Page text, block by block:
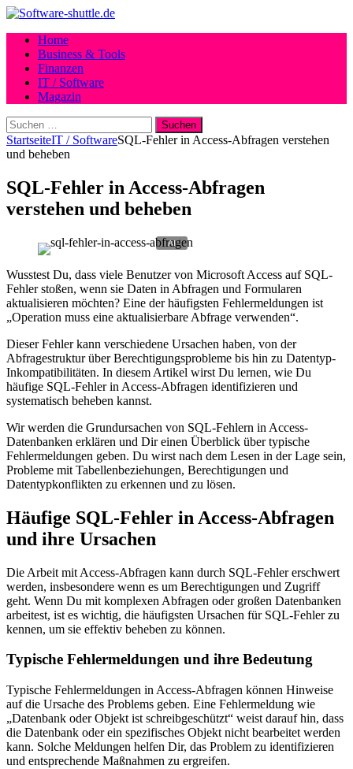
Home
Business & Tools
Finanzen
IT / Software
Magazin
Suchen
nach:
StartseiteIT / SoftwareSQL-Fehler in Access-Abfragen verstehen
und beheben
SQL-Fehler in Access-Abfragen
verstehen und beheben
Wusstest Du, dass viele Benutzer von Microsoft Access auf SQL-
Fehler stoßen, wenn sie Daten in Abfragen und Formularen
aktualisieren möchten? Eine der häufigsten Fehlermeldungen ist
„Operation muss eine aktualisierbare Abfrage verwenden“.
Dieser Fehler kann verschiedene Ursachen haben, von der
Abfragestruktur über Berechtigungsprobleme bis hin zu Datentyp-
Inkompatibilitäten. In diesem Artikel wirst Du lernen, wie Du
häufige SQL-Fehler in Access-Abfragen identifizieren und
systematisch beheben kannst.
Wir werden die Grundursachen von SQL-Fehlern in Access-
Datenbanken erklären und Dir einen Überblick über typische
Fehlermeldungen geben. Du wirst nach dem Lesen in der Lage sein,
Probleme mit Tabellenbeziehungen, Berechtigungen und
Datentypkonflikten zu erkennen und zu lösen.
Häufige SQL-Fehler in Access-Abfragen
und ihre Ursachen
Die Arbeit mit Access-Abfragen kann durch SQL-Fehler erschwert
werden, insbesondere wenn es um Berechtigungen und Zugriff
geht. Wenn Du mit komplexen Abfragen oder großen Datenbanken
arbeitest, ist es wichtig, die häufigsten Ursachen für SQL-Fehler zu
kennen, um sie effektiv beheben zu können.
Typische Fehlermeldungen und ihre Bedeutung
Typische Fehlermeldungen in Access-Abfragen können Hinweise
auf die Ursache des Problems geben. Eine Fehlermeldung wie
„Datenbank oder Objekt ist schreibgeschützt“ weist darauf hin, dass
die Datenbank oder ein spezifisches Objekt nicht bearbeitet werden
kann. Solche Meldungen helfen Dir, das Problem zu identifizieren
und entsprechende Maßnahmen zu ergreifen.